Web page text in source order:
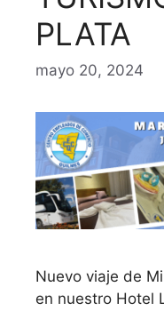
PLATA
mayo 20, 2024
Nuevo viaje de
en nuestro Hotel